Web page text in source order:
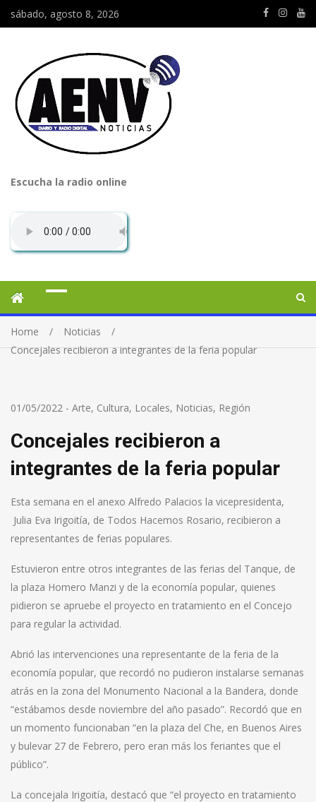
sábado, agosto 8, 2026
Escucha la radio online
Home
Noticias
Concejales recibieron a integrantes de la feria popular
01/05/2022 - Arte, Cultura, Locales, Noticias, Región
Concejales recibieron a
integrantes de la feria popular
Esta semana en el anexo Alfredo Palacios la vicepresidenta,
Julia Eva Irigoitía, de Todos Hacemos Rosario, recibieron a
representantes de ferias populares.
Estuvieron entre otros integrantes de las ferias del Tanque, de
la plaza Homero Manzi y de la economía popular, quienes
pidieron se apruebe el proyecto en tratamiento en el Concejo
para regular la actividad.
Abrió las intervenciones una representante de la feria de la
economía popular, que recordó no pudieron instalarse semanas
atrás en la zona del Monumento Nacional a la Bandera, donde
“estábamos desde noviembre del año pasado”. Recordó que en
un momento funcionaban “en la plaza del Che, en Buenos Aires
y bulevar 27 de Febrero, pero eran más los feriantes que el
público”.
La concejala Irigoitía, destacó que “el proyecto en tratamiento